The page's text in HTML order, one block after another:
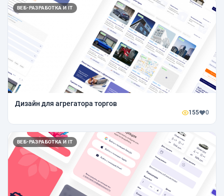
ВЕБ-РАЗРАБОТКА И IT
Дизайн для агрегатора торгов
155 0
ВЕБ-РАЗРАБОТКА И IT